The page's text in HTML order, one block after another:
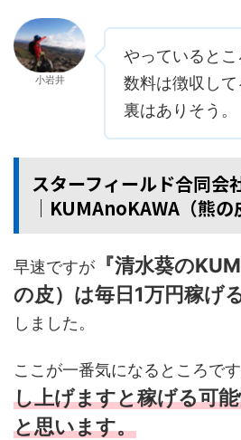
小岩井
やっていると
数料は徴収し
裏はありそう。
スターフィールド合同会
│KUMAnoKAWA（熊
早速ですが
『清水葵の
の皮）は毎日1万円稼げ
しました。
ここが一番気になるところです
し上げますと稼げる可
と思います。